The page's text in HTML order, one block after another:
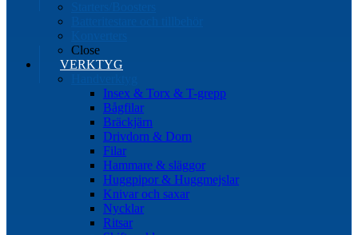
Close
VERKTYG
Insex & Torx & T-grepp
Bågfilar
Bräckjärn
Drivdorn & Dorn
Filar
Hammare & släggor
Huggpipor & Huggmejslar
Knivar och saxar
Nycklar
Ritsar